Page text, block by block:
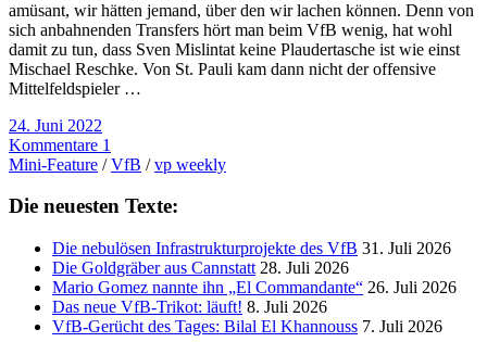
amüsant, wir hätten jemand, über den wir lachen können. Denn von
sich anbahnenden Transfers hört man beim VfB wenig, hat wohl
damit zu tun, dass Sven Mislintat keine Plaudertasche ist wie einst
Mischael Reschke. Von St. Pauli kam dann nicht der offensive
Mittelfeldspieler …
24. Juni 2022
Kommentare 1
Mini-Feature /VfB /vp weekly
Die neuesten Texte:
Die nebulösen Infrastrukturprojekte des VfB 31. Juli 2026
Die Goldgräber aus Cannstatt 28. Juli 2026
Mario Gomez nannte ihn „El Commandante“ 26. Juli 2026
Das neue VfB-Trikot: läuft! 8. Juli 2026
VfB-Gerücht des Tages: Bilal El Khannouss 7. Juli 2026